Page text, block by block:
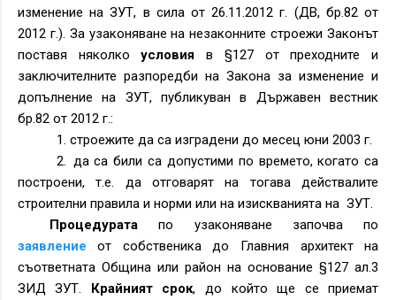
изменение на ЗУТ, в сила от 26.11.2012 г. (ДВ, бр.82 от
2012 г.). За узаконяване на незаконните строежи Законът
поставя няколкоусловия в §127 от преходните и
заключителните разпоредби на Закона за изменение и
допълнение на ЗУТ, публикуван в Държавен вестник
бр.82 от 2012 г.:
1. строежите да са изградени до месец юни 2003 г.
2.
да са били са допустими по времето, когато са
построени, т.е. да отговарят на тогава действалите
строителни правила и норми или на изискванията на ЗУТ.
Процедуратапо узаконяване започва по
заявление от собственика до Главния архитект на
съответната Община или район на основание §127 ал.3
ЗИД ЗУТ. Крайният срок, до който ще се приемат